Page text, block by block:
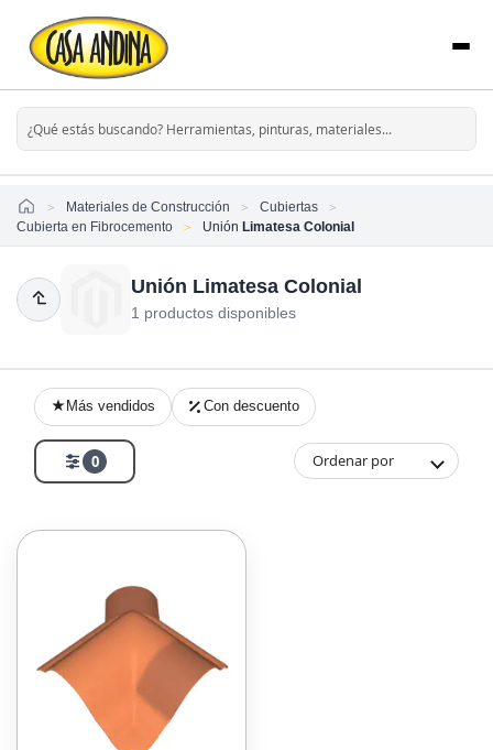
HomeMateriales de Construcción
Cubiertas
Cubierta en Fibrocemento
Unión Limatesa Colonial
Unión Limatesa Colonial
1 productos disponibles
Más vendidos Con descuento
0 Ordenar por